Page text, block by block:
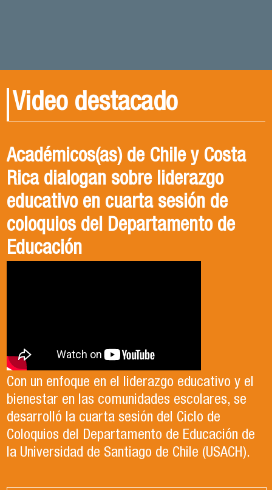
Video destacado
Académicos(as) de Chile y Costa
Rica dialogan sobre liderazgo
educativo en cuarta sesión de
coloquios del Departamento de
Educación
Con un enfoque en el liderazgo educativo y el
bienestar en las comunidades escolares, se
desarrolló la cuarta sesión del Ciclo de
Coloquios del Departamento de Educación de
la Universidad de Santiago de Chile (USACH).